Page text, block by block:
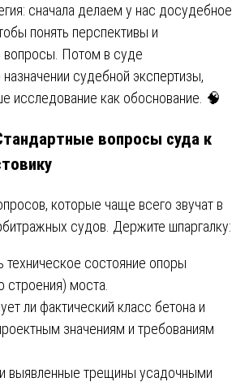
сначала делаем у нас досудебное
понять перспективы и
вопросы. Потом в суде
судебной экспертизы,
исследование как обоснование. 🧠
вопросы суда к
которые чаще всего звучат в
судов. Держите шпаргалку:
техническое состояние опоры
строения) моста.
ли фактический класс бетона и
значениям и требованиям
выявленные трещины усадочными